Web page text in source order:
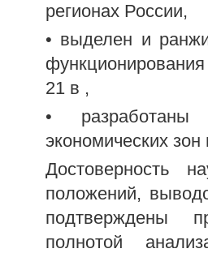
регионах России,
• выделен и
21 в ,
• разработаны
экономических
Достоверность
положений,
подтверждены
полнотой